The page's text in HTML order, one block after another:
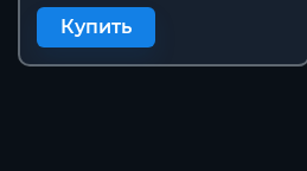
Купить